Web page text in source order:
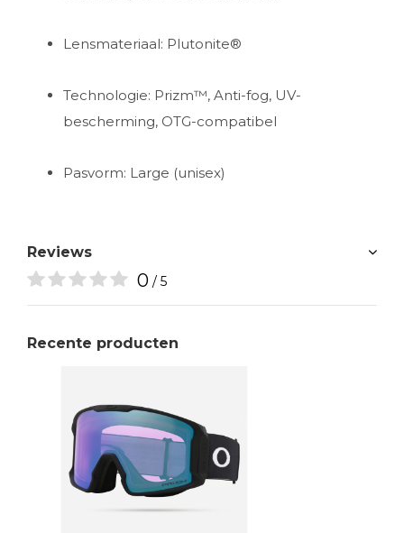
Lensmateriaal: Plutonite®
Technologie: Prizm™, Anti-fog, UV-
bescherming, OTG-compatibel
Pasvorm: Large (unisex)
Reviews
0 / 5
Recente producten